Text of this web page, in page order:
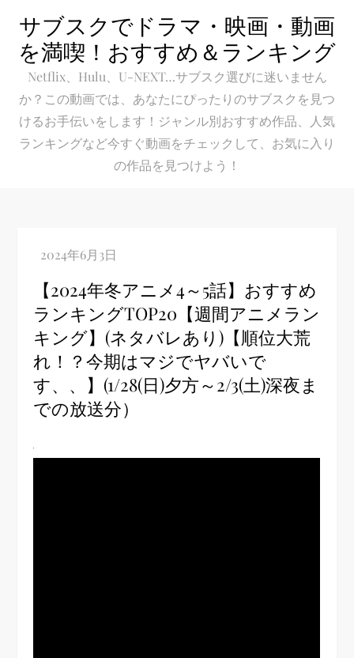
content
サブスクでドラマ・映画・動画
を満喫！おすすめ＆ランキング
Netflix、Hulu、U-NEXT…サブスク選びに迷いません
か？この動画では、あなたにぴったりのサブスクを見つ
けるお手伝いをします！ジャンル別おすすめ作品、人気
ランキングなど今すぐ動画をチェックして、お気に入り
の作品を見つけよう！
【2024年冬アニメ4～5話】おすすめ
ランキングTOP20【週間アニメラン
キング】(ネタバレあり)【順位大荒
れ！？今期はマジでヤバいで
す、、】(1/28(日)夕方～2/3(土)深夜ま
での放送分）